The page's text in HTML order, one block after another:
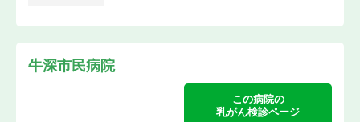
牛深市民病院
この病院の
乳がん検診ページ